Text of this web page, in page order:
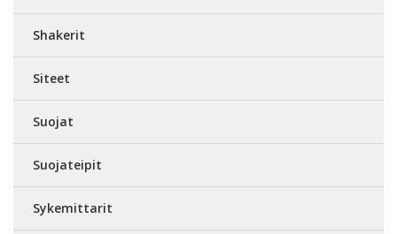
Shakerit
Siteet
Suojat
Suojateipit
Sykemittarit